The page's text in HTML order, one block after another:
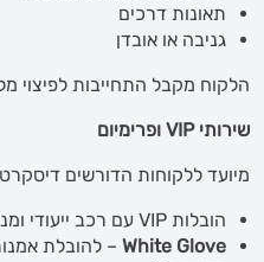
תאונות דרכים
גניבה או אובדן
הלקוח מקבל התחייבות לפיצוי
שירותי VIP
ופרימיום
מיועד ללקוחות הדורשים
הובלות VIP עם רכב ייעודי ומנהל אישי
White Glove – להובלת